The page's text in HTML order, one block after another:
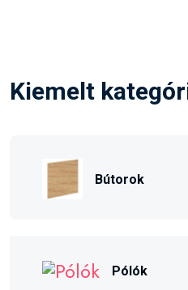
Kiemelt
Bútorok
Pólók